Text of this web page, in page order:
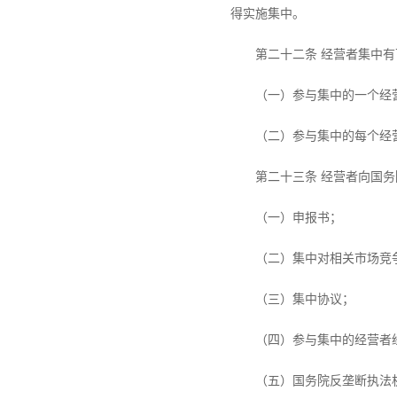
得实施集中。
第二十二条 经营者集中
（一）参与集中的一个
（二）参与集中的每个
第二十三条 经营者向国
（一）申报书；
（二）集中对相关市场
（三）集中协议；
（四）参与集中的经营
（五）国务院反垄断执